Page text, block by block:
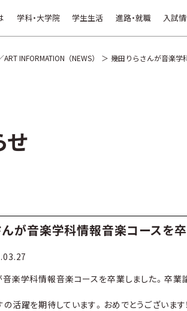
学科・大学院 学生生活 進路・就職 入試
INFORMATION（NEWS） 幾田りらさんが音楽学
せ
んが音楽学科情報音楽コースを
音楽学科情報音楽コースを卒業しました。卒業
活躍を期待しています。おめでとうございます